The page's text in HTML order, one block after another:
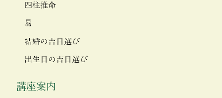
四柱推命
易
結婚の吉日選び
出生日の吉日選び
講座案内